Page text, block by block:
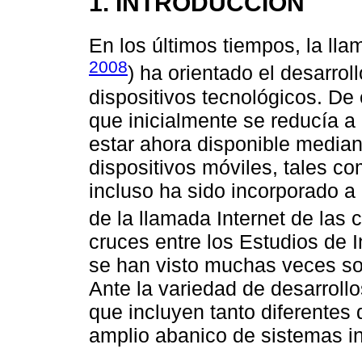
En los últimos tiempos, la
2008) ha orientado el
dispositivos tecnológicos.
que inicialmente se reducía
estar ahora disponible
dispositivos móviles, tales
incluso ha sido incorporado
de la llamada Internet de las
cruces entre los Estudios de
se han visto muchas veces
Ante la variedad de
que incluyen tanto
amplio abanico de sistemas